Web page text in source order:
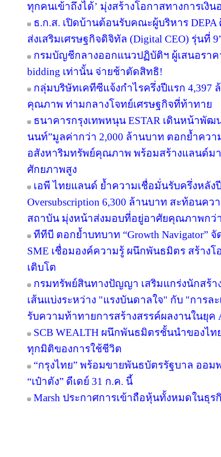
ทุกคนเข้าถึงได้’ มุ่งสร้างโอกาสทางการเงิน
ธ.ก.ส. เปิดบ้านต้อนรับคณะผู้บริหาร
ส่งเสริมเศรษฐกิจดิจิทัล (Digital CEO) รุ่นที่
กรมบัญชีกลางออกแนวปฏิบัติฯ ผู้เสนอราค
bidding เท่านั้น จ่ายช้าตัดสิทธิ!
กลุ่มบริษัทเคทีซีแจ้งกำไรครึ่งปีแรก 4,397
คุณภาพ ท่ามกลางโจทย์เศรษฐกิจที่ท้าทาย
ธนาคารกรุงเทพหนุน ESTAR เดินหน้าพัฒน
นนท์”มูลค่ากว่า 2,000 ล้านบาท ตอกย้ำคว
อสังหาริมทรัพย์คุณภาพ พร้อมสร้างแลนด์ม
ศักยภาพสูง
เอพี ไทยแลนด์ ย้ำความเชื่อมั่นรับครึ่งหลัง
Oversubscription 6,300 ล้านบาท สะท้อนค
สถาบัน มุ่งหน้าส่งมอบที่อยู่อาศัยคุณภาพกว่า
ทีทีบี ตอกย้ำบทบาท “Growth Navigator”
SME เชื่อมองค์ความรู้ ผนึกพันธมิตร สร้าง
เติบโต
กรมทรัพย์สินทางปัญญา เสริมแกร่งนักสร้า
เส้นแบ่งระหว่าง "แรงบันดาลใจ" กับ "การ
รับความท้าทายการสร้างสรรค์ผลงานในยุค
SCB WEALTH ผนึกพันธมิตรชั้นนำของไ
ทุกมิติของการใช้ชีวิต
“กรุงไทย” พร้อมขายพันธบัตรรัฐบาล ออ
“เป๋าตัง” ดีเดย์ 31 ก.ค. นี้
Marsh ประกาศการเข้าถือหุ้นทั้งหมดในธุร